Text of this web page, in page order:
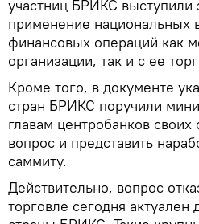
участниц БРИКС выступили
применение национальных
финансовых операций как
организации, так и с ее
Кроме того, в документе
стран БРИКС поручили
главам центробанков своих
вопрос и представить
саммиту.
Действительно, вопрос
торговле сегодня